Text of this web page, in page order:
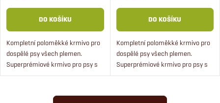
DO KOŠÍKU
Kompletní poloměkké krmivo pro
dospělé psy všech plemen.
Superprémiové krmivo pro psy s
čerstvým jehněčím, králičím
DO KOŠÍKU
Kompletní poloměkké krmivo pro
dospělé psy všech plemen.
Superprémiové krmivo pro psy s
čerstvým jehněčím, králičím